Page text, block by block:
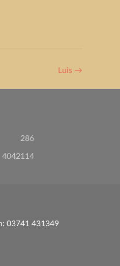
Luis →
286
4042114
03741 431349